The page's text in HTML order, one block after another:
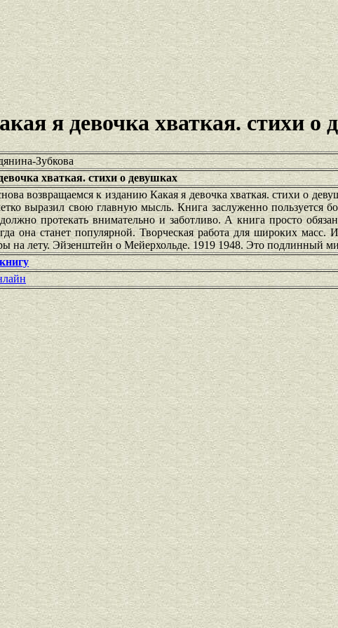
я девочка хваткая. стихи о
Зубкова
хваткая. стихи о девушках
возвращаемся к изданию Какая я девочка хваткая. стихи о
выразил свою главную мысль. Книга заслуженно пользуется
протекать внимательно и заботливо. А книга просто
она станет популярной. Творческая работа для широких масс.
на лету. Эйзенштейн о Мейерхольде. 1919 1948. Это подлинный